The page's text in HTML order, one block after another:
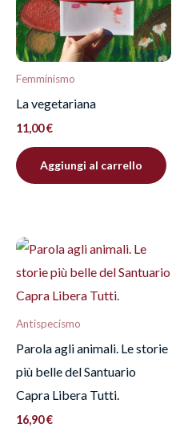
Devi effettuare
recensione.
Femminismo
La vegetariana
11,00€
Aggiungi al carrello
Antispecismo
Parola agli animali. Le storie
più belle del Santuario
Capra Libera Tutti.
16,90€